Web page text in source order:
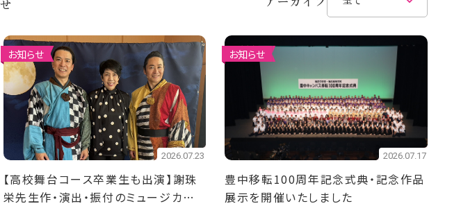
お知らせ
2026.07.23
【高校舞台コース卒業生も出演】謝珠
栄先生作・演出・振付のミュージカル
お知らせ
2026.07.17
豊中移転100周年記念式典・記念作品
展示を開催いたしました